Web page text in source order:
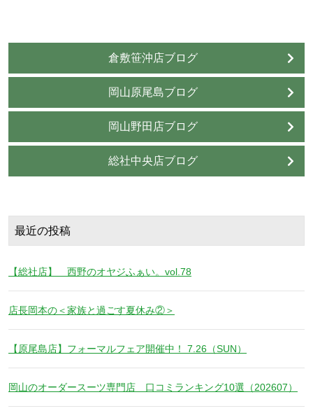
倉敷笹沖店ブログ
岡山原尾島ブログ
岡山野田店ブログ
総社中央店ブログ
最近の投稿
【総社店】 西野のオヤジふぁい。vol.78
店長岡本の＜家族と過ごす夏休み②＞
【原尾島店】フォーマルフェア開催中！ 7.26（SUN）
岡山のオーダースーツ専門店 口コミランキング10選（202607）